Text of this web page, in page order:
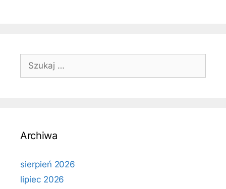
Szukaj:
Archiwa
sierpień 2026
lipiec 2026